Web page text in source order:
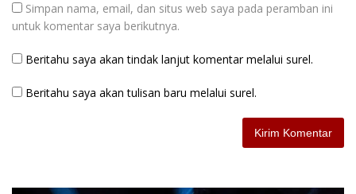
Simpan nama, email, dan situs web saya pada peramban ini
untuk komentar saya berikutnya.
Beritahu saya akan tindak lanjut komentar melalui surel.
Beritahu saya akan tulisan baru melalui surel.